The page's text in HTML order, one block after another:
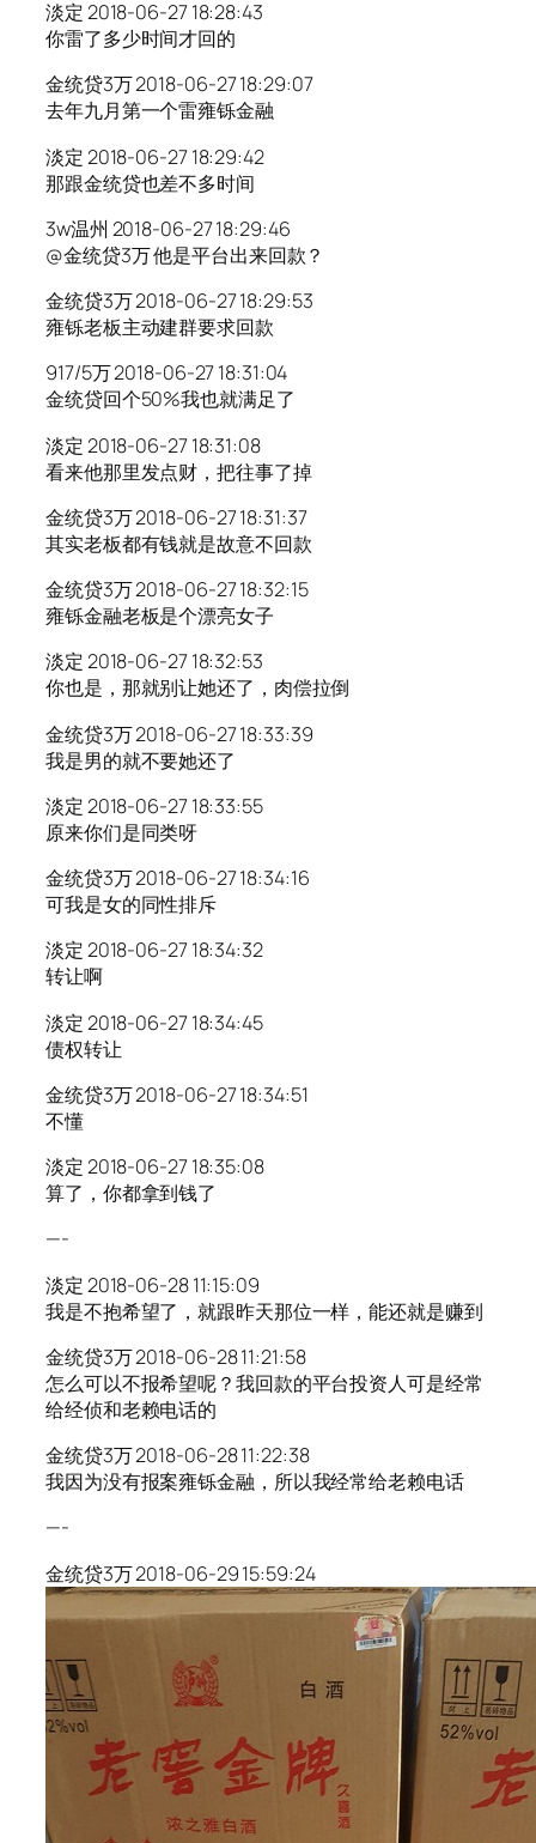
淡定 2018-06-27 18:28:43
你雷了多少时间才回的
金统贷3万 2018-06-27 18:29:07
去年九月第一个雷雍铄金融
淡定 2018-06-27 18:29:42
那跟金统贷也差不多时间
3w温州 2018-06-27 18:29:46
@金统贷3万 他是平台出来回款？
金统贷3万 2018-06-27 18:29:53
雍铄老板主动建群要求回款
917/5万 2018-06-27 18:31:04
金统贷回个50%我也就满足了
淡定 2018-06-27 18:31:08
看来他那里发点财，把往事了掉
金统贷3万 2018-06-27 18:31:37
其实老板都有钱就是故意不回款
金统贷3万 2018-06-27 18:32:15
雍铄金融老板是个漂亮女子
淡定 2018-06-27 18:32:53
你也是，那就别让她还了，肉偿拉倒
金统贷3万 2018-06-27 18:33:39
我是男的就不要她还了
淡定 2018-06-27 18:33:55
原来你们是同类呀
金统贷3万 2018-06-27 18:34:16
可我是女的同性排斥
淡定 2018-06-27 18:34:32
转让啊
淡定 2018-06-27 18:34:45
债权转让
金统贷3万 2018-06-27 18:34:51
不懂
淡定 2018-06-27 18:35:08
算了，你都拿到钱了
—-
淡定 2018-06-28 11:15:09
我是不抱希望了，就跟昨天那位一样，能还就是赚到
金统贷3万 2018-06-28 11:21:58
怎么可以不报希望呢？我回款的平台投资人可是经常
给经侦和老赖电话的
金统贷3万 2018-06-28 11:22:38
我因为没有报案雍铄金融，所以我经常给老赖电话
—-
金统贷3万 2018-06-29 15:59:24